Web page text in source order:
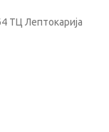
ТЦ Лептокарија